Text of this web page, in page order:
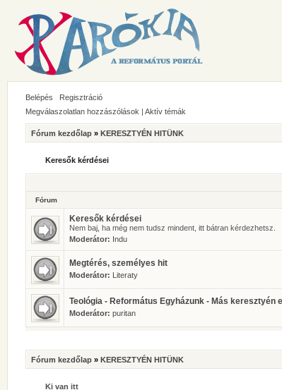
Belépés Regisztráció
Megválaszolatlan hozzászólások | Aktív témák
Fórum kezdőlap » KERESZTYÉN HITÜNK
Keresők kérdései
Fórum
Keresők kérdései
Nem baj, ha még nem tudsz mindent, itt bátran kérdezhetsz.
Moderátor: Indu
Megtérés, személyes hit
Moderátor: Literaty
Teológia - Református Egyházunk - Más keresztyén
Moderátor: puritan
Fórum kezdőlap » KERESZTYÉN HITÜNK
Ki van itt